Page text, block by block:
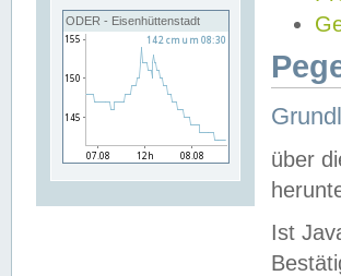
ODER - Eisenhüttenstadt
über
Ist